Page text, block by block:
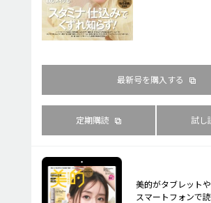
最新号を購入する
定期購読 試し
美的がタブレットや
スマートフォンで